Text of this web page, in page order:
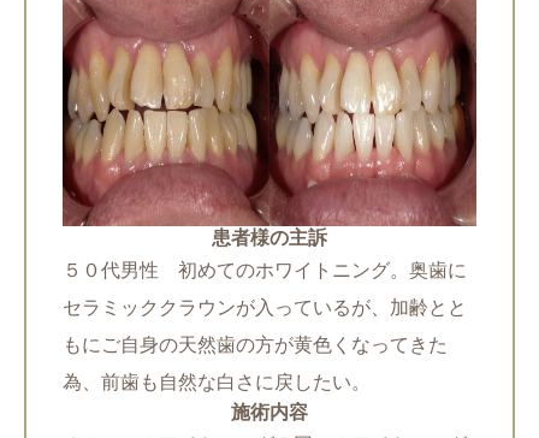
患者様の主訴
５０代男性 初めてのホワイトニング。奥歯に
セラミッククラウンが入っているが、加齢とと
もにご自身の天然歯の方が黄色くなってきた
為、前歯も自然な白さに戻したい。
施術内容